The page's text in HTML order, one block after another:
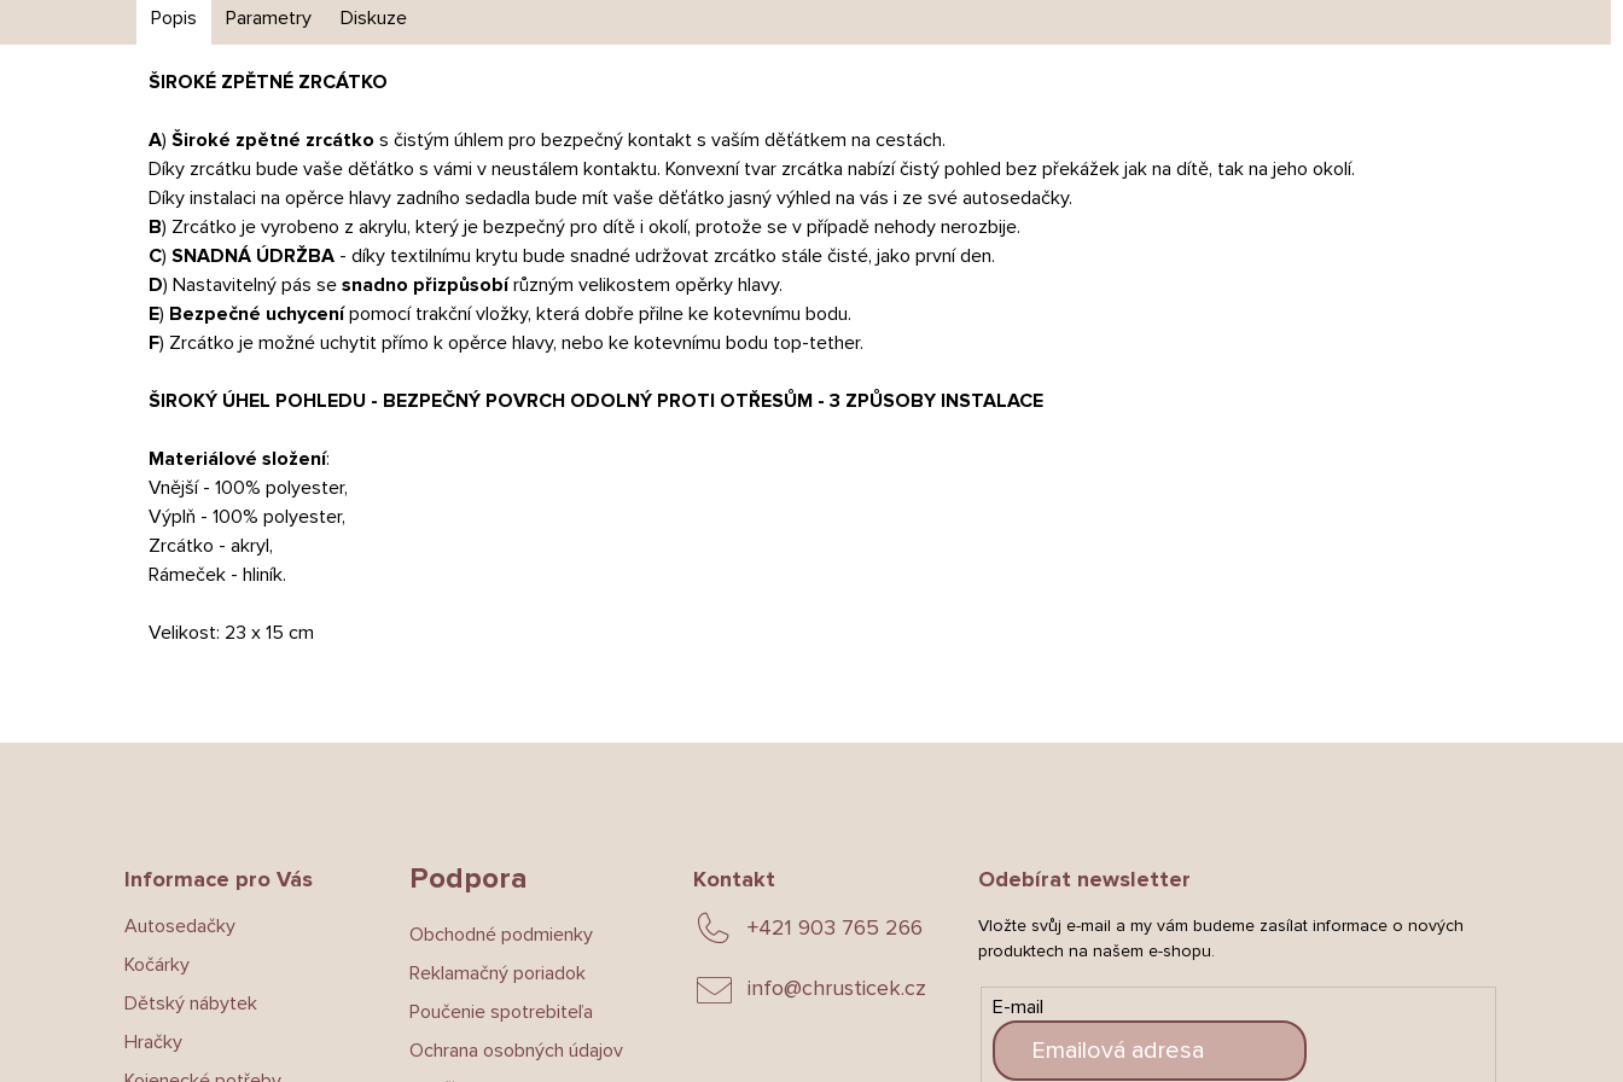
Popis Parametry Diskuze
ŠIROKÉ ZPĚTNÉ ZRCÁTKO
A) Široké zpětné zrcátko s čistým úhlem pro bezpečný kontakt s vaším děťátkem na cestách.
Díky zrcátku bude vaše děťátko s vámi v neustálem kontaktu. Konvexní tvar zrcátka nabízí čistý pohled bez překážek jak na dítě, tak na jeho okolí.
Díky instalaci na opěrce hlavy zadního sedadla bude mít vaše děťátko jasný výhled na vás i ze své autosedačky.
B) Zrcátko je vyrobeno z akrylu, který je bezpečný pro dítě i okolí, protože se v případě nehody nerozbije.
C) SNADNÁ ÚDRŽBA - díky textilnímu krytu bude snadné udržovat zrcátko stále čisté, jako první den.
D) Nastavitelný pás se snadno přizpůsobírůzným velikostem opěrky hlavy.
E) Bezpečné uchycenípomocí trakční vložky, která dobře přilne ke kotevnímu bodu.
F) Zrcátko je možné uchytit přímo k opěrce hlavy, nebo ke kotevnímu bodu top-tether.
ŠIROKÝ ÚHEL POHLEDU - BEZPEČNÝ POVRCH ODOLNÝ PROTI OTŘESŮM - 3 ZPŮSOBY INSTALACE
Materiálové složení:
Vnější - 100% polyester,
Výplň - 100% polyester,
Zrcátko - akryl,
Rámeček - hliník.
Velikost: 23 x 15 cm
Informace pro Vás
Autosedačky
Kočárky
Dětský nábytek
Hračky
Podpora
Obchodné podmienky
Reklamačný poriadok
Poučenie spotrebiteľa
Ochrana osobných údajov
Kontakt
info@chrusticek.cz
+421 903 765 266
Odebírat newsletter
Vložte svůj e-mail a my vám budeme zasílat informace o nových
produktech na našem e-shopu.
E-mail